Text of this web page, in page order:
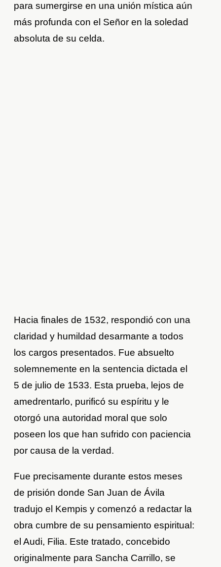
para sumergirse en una unión mística aún
más profunda con el Señor en la soledad
absoluta de su celda.
Hacia finales de 1532, respondió con una
claridad y humildad desarmante a todos
los cargos presentados. Fue absuelto
solemnemente en la sentencia dictada el
5 de julio de 1533. Esta prueba, lejos de
amedrentarlo, purificó su espíritu y le
otorgó una autoridad moral que solo
poseen los que han sufrido con paciencia
por causa de la verdad.
Fue precisamente durante estos meses
de prisión donde San Juan de Ávila
tradujo el Kempis y comenzó a redactar la
obra cumbre de su pensamiento espiritual:
el Audi, Filia. Este tratado, concebido
originalmente para Sancha Carrillo, se